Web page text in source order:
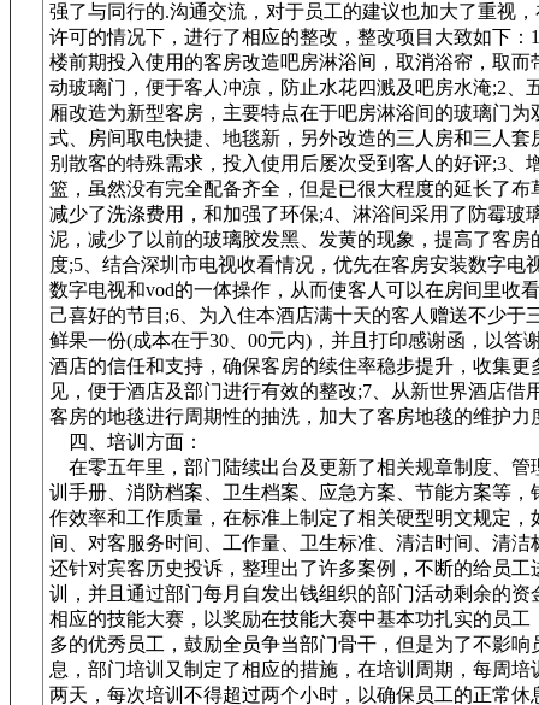
强了与同行的.沟通交流，对于员工的建议也加大了重视
许可的情况下，进行了相应的整改，整改项目大致如下：
楼前期投入使用的客房改造吧房淋浴间，取消浴帘，取而
动玻璃门，便于客人冲凉，防止水花四溅及吧房水淹;2、
厢改造为新型客房，主要特点在于吧房淋浴间的玻璃门为
式、房间取电快捷、地毯新，另外改造的三人房和三人套
别散客的特殊需求，投入使用后屡次受到客人的好评;3、
篮，虽然没有完全配备齐全，但是已很大程度的延长了布
减少了洗涤费用，和加强了环保;4、淋浴间采用了防霉玻
泥，减少了以前的玻璃胶发黑、发黄的现象，提高了客房
度;5、结合深圳市电视收看情况，优先在客房安装数字电
数字电视和vod的一体操作，从而使客人可以在房间里收
己喜好的节目;6、为入住本酒店满十天的客人赠送不少于
鲜果一份(成本在于30、00元内)，并且打印感谢函，以答
酒店的信任和支持，确保客房的续住率稳步提升，收集更
见，便于酒店及部门进行有效的整改;7、从新世界酒店借
客房的地毯进行周期性的抽洗，加大了客房地毯的维护力
四、培训方面：
在零五年里，部门陆续出台及更新了相关规章制度、管
训手册、消防档案、卫生档案、应急方案、节能方案等，
作效率和工作质量，在标准上制定了相关硬型明文规定，
间、对客服务时间、工作量、卫生标准、清洁时间、清洁
还针对宾客历史投诉，整理出了许多案例，不断的给员工
训，并且通过部门每月自发出钱组织的部门活动剩余的资
相应的技能大赛，以奖励在技能大赛中基本功扎实的员工
多的优秀员工，鼓励全员争当部门骨干，但是为了不影响
息，部门培训又制定了相应的措施，在培训周期，每周培
两天，每次培训不得超过两个小时，以确保员工的正常休